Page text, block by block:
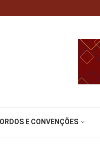
E CONVENÇÕES